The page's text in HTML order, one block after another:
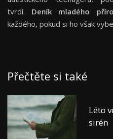
tvrdí. Deník mladého
každého, pokud si ho však
Přečtěte si také
Léto
sirén